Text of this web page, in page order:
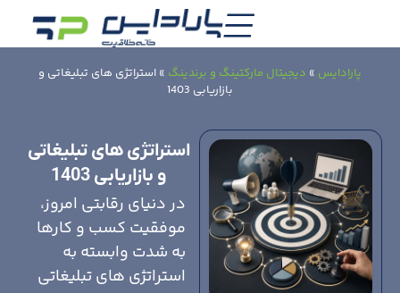
پارادایس » دیجیتال مارکتینگ و برندینگ » استراتژی های تبلیغاتی و
بازاریابی 1403
استراتژی های تبلیغاتی
و بازاریابی 1403
در دنیای رقابتی امروز،
موفقیت کسب و کارها
به شدت وابسته به
استراتژی های تبلیغاتی